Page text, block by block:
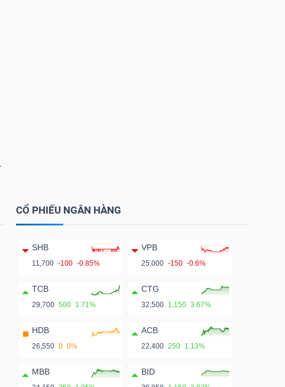
CỔ PHIẾU NGÂN HÀNG
SHB
11,700 -100 -0.85%
VPB
25,000 -150 -0.6%
TCB
29,700 500 1.71%
CTG
32,500 1,150 3.67%
HDB
26,550 0 0%
ACB
22,400 250 1.13%
MBB BID